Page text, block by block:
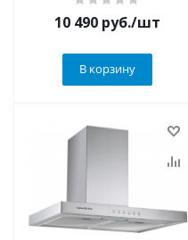
10 490 руб./шт
В корзину